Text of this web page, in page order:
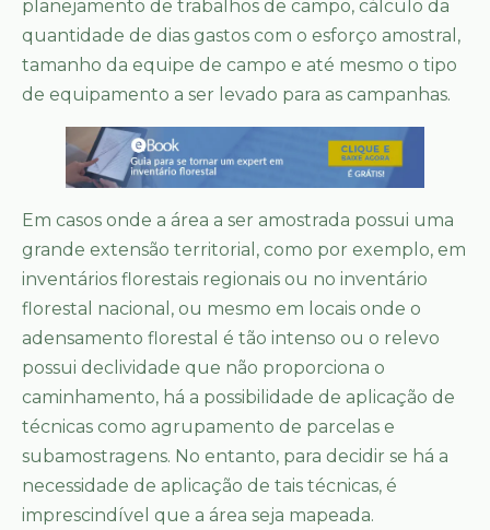
planejamento de trabalhos de campo, cálculo da
quantidade de dias gastos com o esforço amostral,
tamanho da equipe de campo e até mesmo o tipo
de equipamento a ser levado para as campanhas.
Em casos onde a área a ser amostrada possui uma
grande extensão territorial, como por exemplo, em
inventários florestais regionais ou no inventário
florestal nacional, ou mesmo em locais onde o
adensamento florestal é tão intenso ou o relevo
possui declividade que não proporciona o
caminhamento, há a possibilidade de aplicação de
técnicas como agrupamento de parcelas e
subamostragens. No entanto, para decidir se há a
necessidade de aplicação de tais técnicas, é
imprescindível que a área seja mapeada.